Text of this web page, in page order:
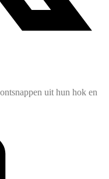
uit hun hok en